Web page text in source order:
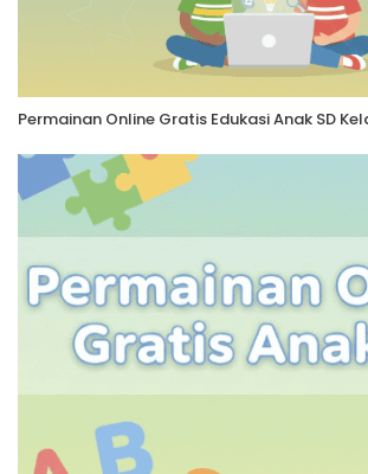
Permainan Online Gratis Edukasi Anak SD